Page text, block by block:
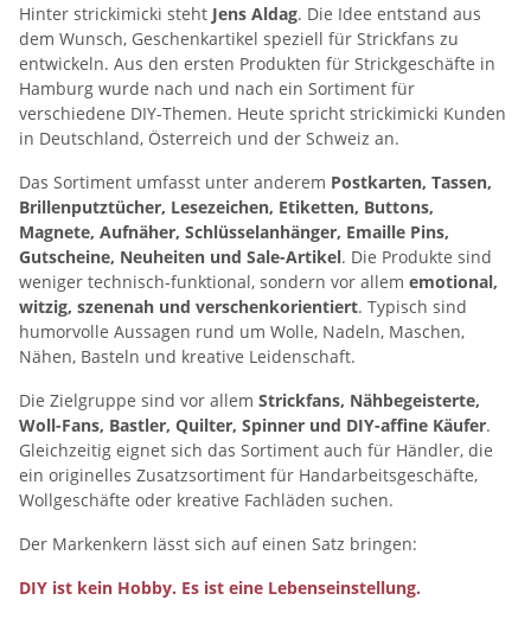
Hinter strickimicki steht Jens Aldag. Die Idee entstand aus
dem Wunsch, Geschenkartikel speziell für Strickfans zu
entwickeln. Aus den ersten Produkten für Strickgeschäfte in
Hamburg wurde nach und nach ein Sortiment für
verschiedene DIY-Themen. Heute spricht strickimicki Kunden
in Deutschland, Österreich und der Schweiz an.
Das Sortiment umfasst unter anderem Postkarten, Tassen,
Brillenputztücher, Lesezeichen, Etiketten, Buttons,
Magnete, Aufnäher, Schlüsselanhänger, Emaille Pins,
Gutscheine, Neuheiten und Sale-Artikel. Die Produkte sind
weniger technisch-funktional, sondern vor allem emotional,
witzig, szenenah und verschenkorientiert. Typisch sind
humorvolle Aussagen rund um Wolle, Nadeln, Maschen,
Nähen, Basteln und kreative Leidenschaft.
Die Zielgruppe sind vor allem Strickfans, Nähbegeisterte,
Woll-Fans, Bastler, Quilter, Spinner und DIY-affine Käufer.
Gleichzeitig eignet sich das Sortiment auch für Händler, die
ein originelles Zusatzsortiment für Handarbeitsgeschäfte,
Wollgeschäfte oder kreative Fachläden suchen.
Der Markenkern lässt sich auf einen Satz bringen:
DIY ist kein Hobby. Es ist eine Lebenseinstellung.